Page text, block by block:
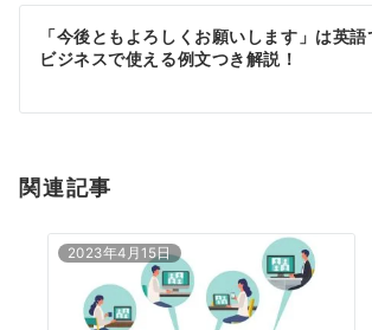
ン
「今後ともよろしくお願いします」は英語
ビジネスで使える例文つき解説！
関連記事
2023年4月15日